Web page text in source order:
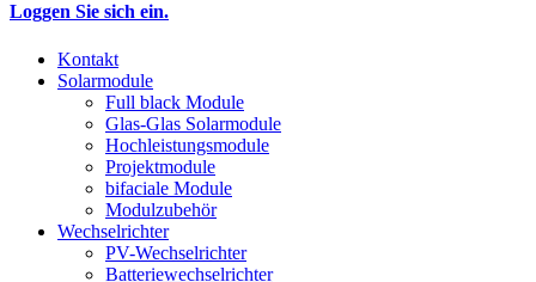
Loggen Sie sich ein.
Kontakt
Solarmodule
Full black Module
Glas-Glas Solarmodule
Hochleistungsmodule
Projektmodule
bifaciale Module
Modulzubehör
Wechselrichter
PV-Wechselrichter
Batteriewechselrichter